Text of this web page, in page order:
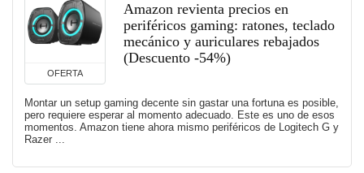
OFERTA
Amazon revienta precios en
periféricos gaming: ratones, teclado
mecánico y auriculares rebajados
(Descuento -54%)
Montar un setup gaming decente sin gastar una fortuna es posible,
pero requiere esperar al momento adecuado. Este es uno de esos
momentos. Amazon tiene ahora mismo periféricos de Logitech G y
Razer ...